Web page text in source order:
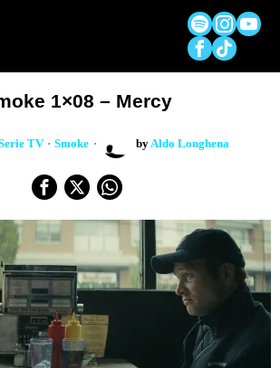
1×08 – Mercy
TV · Smoke by Aldo Longhena